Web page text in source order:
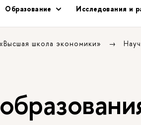
Образование Исследования и
школа экономики»